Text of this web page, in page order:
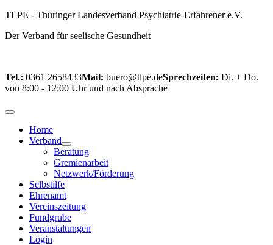
TLPE - Thüringer Landesverband Psychiatrie‑Erfahrener e.V.
Der Verband für seelische Gesundheit
Tel.: 0361 2658433Mail: buero@tlpe.deSprechzeiten: Di. + Do.
von 8:00 - 12:00 Uhr und nach Absprache
Home
Verband
Beratung
Gremienarbeit
Netzwerk/Förderung
Selbstilfe
Ehrenamt
Vereinszeitung
Fundgrube
Veranstaltungen
Login